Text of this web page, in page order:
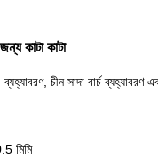
কাটা কাটা
চীন সাদা বার্চ ব্যহ্যাবরণ
মিমি